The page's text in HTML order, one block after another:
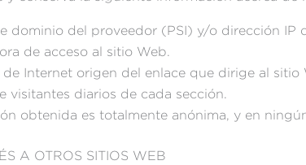
dominio del proveedor (PSI) y/o dirección IP
de acceso al sitio Web.
Internet origen del enlace que dirige al sitio
visitantes diarios de cada sección.
obtenida es totalmente anónima, y en
A OTROS SITIOS WEB